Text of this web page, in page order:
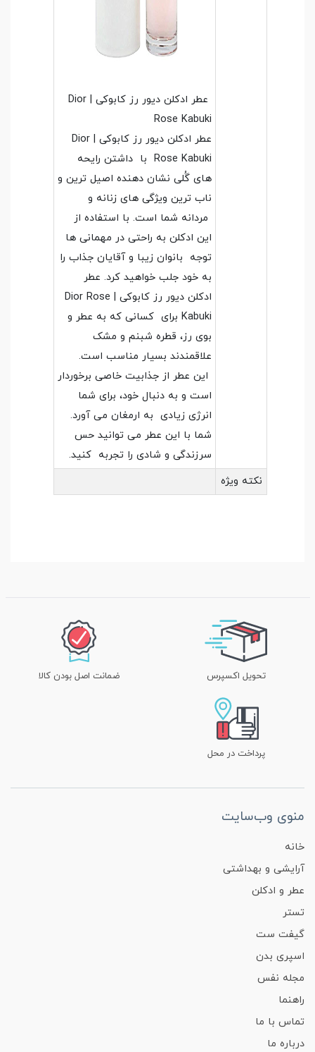
عطر ادکلن دیور رز کابوکی | Dior
Rose Kabuki
عطر ادکلن دیور رز کابوکی | Dior
Rose Kabuki با داشتن رایحه
های گُلی نشان دهنده اصیل ترین و
ناب ترین ویژگی های زنانه و
مردانه شما است. با استفاده از
این ادکلن به راحتی در مهمانی ها
توجه بانوان زیبا و آقایان جذاب را
به خود جلب خواهید کرد. عطر
ادکلن دیور رز کابوکی | Dior Rose
Kabuki برای کسانی که به عطر و
بوی رز، قطره شبنم و مشک
علاقمندند بسیار مناسب است.
این عطر از جذابیت خاصی برخوردار
است و به دنبال خود، برای شما
انرژی زیادی به ارمغان می آورد.
شما با این عطر می توانید حس
سرزندگی و شادی را تجربه کنید.
نکته ویژه
تحویل اکسپرس ضمانت اصل بودن کالا
پرداخت در محل
منوی وب‌سایت
خانه
آرایشی و بهداشتی
عطر و ادکلن
تستر
گیفت ست
اسپری بدن
مجله نفس
راهنما
تماس با ما
درباره ما